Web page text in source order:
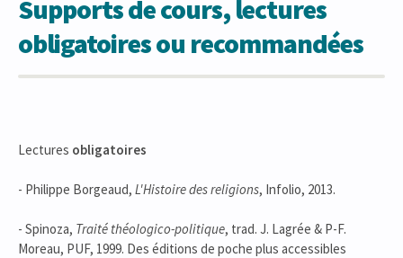
Supports de cours, lectures
obligatoires ou recommandées
Lectures obligatoires
- Philippe Borgeaud, L'Histoire des religions, Infolio, 2013.
- Spinoza, Traité théologico-politique, trad. J. Lagrée & P-F.
Moreau, PUF, 1999. Des éditions de poche plus accessibles